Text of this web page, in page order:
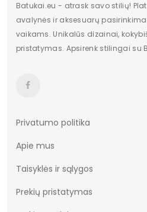
Batukai.eu - atrask savo stilių!
avalynės ir aksesuarų
vaikams. Unikalūs dizainai,
pristatymas. Apsirenk stilingai su
Privatumo politika
Apie mus
Taisyklės ir sąlygos
Prekių pristatymas